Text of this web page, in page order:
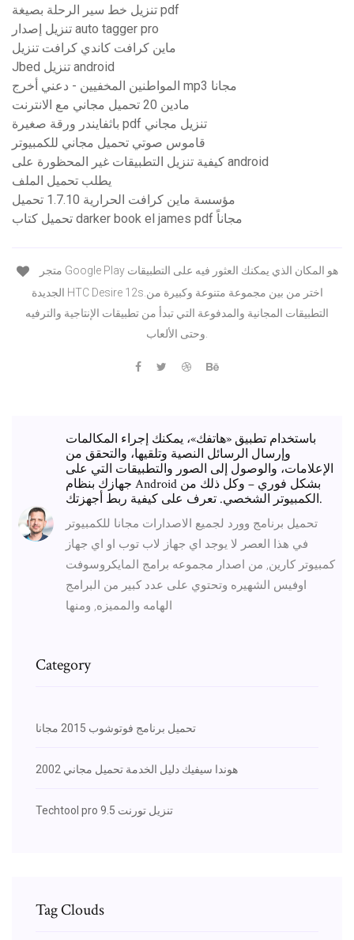
تنزيل خط سير الرحلة بصيغة pdf
تنزيل إصدار auto tagger pro
ماين كرافت كاندي كرافت تنزيل
Jbed تنزيل android
المواطنين المخفيين - دعني أخرج mp3 مجانا
مادين 20 تحميل مجاني مع الانترنت
باثفايندر ورقة صغيرة pdf تنزيل مجاني
قاموس صوتي تحميل مجاني للكمبيوتر
كيفية تنزيل التطبيقات غير المحظورة على android
يطلب تحميل الملف
مؤسسة ماين كرافت الحرارية 1.7.10 تحميل
تحميل كتاب darker book el james pdf مجاناً
الجديدة HTC Desire 12s.اختر من بين مجموعة متنوعة وكبيرة من
التطبيقات المجانية والمدفوعة التي تبدأ من تطبيقات الإنتاجية والترفيه
باستخدام تطبيق «هاتفك»، يمكنك إجراء المكالمات
وإرسال الرسائل النصية وتلقيها، والتحقق من
الإعلامات، والوصول إلى الصور والتطبيقات التي على
جهازك بنظام Android بشكل فوري – وكل ذلك من
الكمبيوتر الشخصي. تعرف على كيفية ربط أجهزتك.
تحميل برنامج وورد لجميع الاصدارات مجانا للكمبيوتر
في هذا العصر لا يوجد اي جهاز لاب توب او اي جهاز
كمبيوتر كارين, من اصدار مجموعه برامج المايكروسوفت
اوفيس الشهيره وتحتوي على عدد كبير من البرامج
الهامه والمميزه, ومنها
Category
تحميل برنامج فوتوشوب 2015 مجانا
2002 هوندا سيفيك دليل الخدمة تحميل مجاني
Techtool pro 9.5 تنزيل تورنت
Tag Clouds